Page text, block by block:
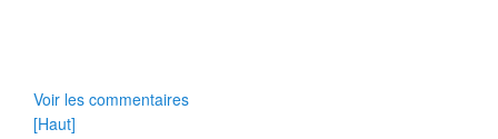
Voir les commentaires
[Haut]